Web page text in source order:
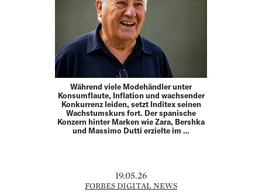
Während viele Modehändler unter
Konsumflaute, Inflation und wachsender
Konkurrenz leiden, setzt Inditex seinen
Wachstumskurs fort. Der spanische
Konzern hinter Marken wie Zara, Bershka
und Massimo Dutti erzielte im …
19.05.26
FORBES DIGITAL NEWS